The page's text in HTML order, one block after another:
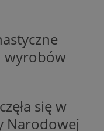
wyrobów
się w
Narodowej